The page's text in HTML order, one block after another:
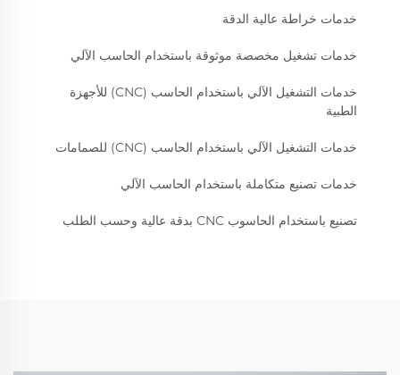
خدمات خراطة عالية الدقة
خدمات تشغيل مخصصة موثوقة باستخدام الحاسب الآلي
خدمات التشغيل الآلي باستخدام الحاسب (CNC) للأجهزة
الطبية
خدمات التشغيل الآلي باستخدام الحاسب (CNC) للصمامات
خدمات تصنيع متكاملة باستخدام الحاسب الآلي
تصنيع باستخدام الحاسوب CNC بدقة عالية وحسب الطلب